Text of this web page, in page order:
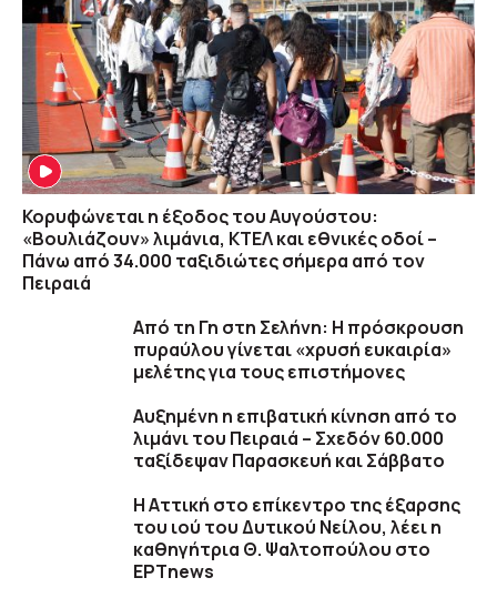
Κορυφώνεται η έξοδος του Αυγούστου:
«Βουλιάζουν» λιμάνια, ΚΤΕΛ και εθνικές οδοί –
Πάνω από 34.000 ταξιδιώτες σήμερα από τον
Πειραιά
Από τη Γη στη Σελήνη: Η πρόσκρουση
πυραύλου γίνεται «χρυσή ευκαιρία»
μελέτης για τους επιστήμονες
Αυξημένη η επιβατική κίνηση από το
λιμάνι του Πειραιά – Σχεδόν 60.000
ταξίδεψαν Παρασκευή και Σάββατο
Η Αττική στο επίκεντρο της έξαρσης
του ιού του Δυτικού Νείλου, λέει η
καθηγήτρια Θ. Ψαλτοπούλου στο
ΕΡΤnews